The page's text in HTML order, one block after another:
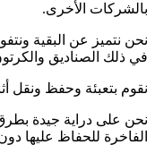
بالشركات الأخرى.
نحن نتميز عن البقية
في ذلك الصناديق
نقوم بتعبئة وحفظ ونقل
نحن على دراية جيدة
الفاخرة للحفاظ عليها